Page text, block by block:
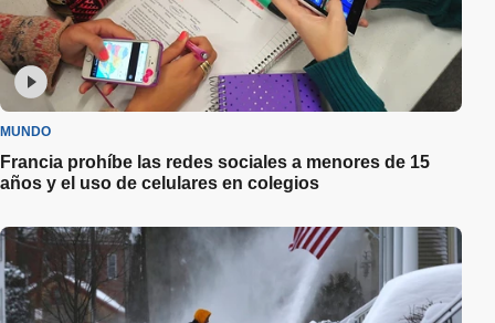
MUNDO
Francia prohíbe las redes sociales a menores de 15
años y el uso de celulares en colegios